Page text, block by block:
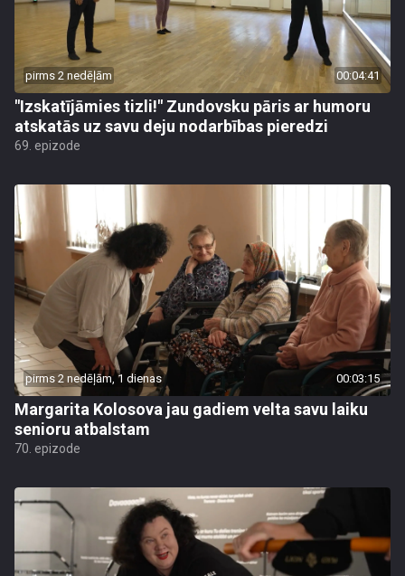
pirms 2 nedēļām 00:04:41
"Izskatījāmies tizli!" Zundovsku pāris ar humoru
atskatās uz savu deju nodarbības pieredzi
69. epizode
pirms 2 nedēļām, 1 dienas 00:03:15
Margarita Kolosova jau gadiem velta savu laiku
senioru atbalstam
70. epizode